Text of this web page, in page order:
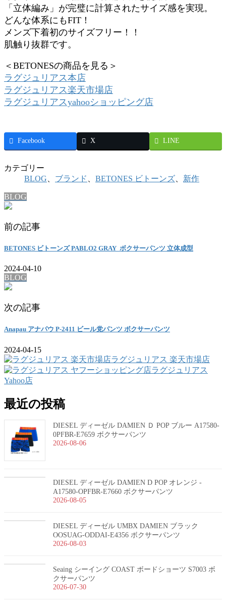
「立体編み」が完璧に計算されたサイズ感を実現。
どんな体系にもFIT！
メンズ下着初のサイズフリー！！
肌触り抜群です。
＜BETONESの商品を見る＞
ラグジュリアス本店
ラグジュリアス楽天市場店
ラグジュリアスyahooショッピング店
Facebook X LINE
カテゴリー
BLOG
ブランド BETONES ビトーンズ 新作
BLOG
前の記事
BETONES ビトーンズ PABLO2 GRAY ボクサーパンツ 立体成型
2024-04-10
BLOG
次の記事
Anapau アナパウ P-2411 ビール党パンツ ボクサーパンツ
2024-04-15
ラグジュリアス 楽天市場店
ラグジュリアス
Yahoo店
最近の投稿
DIESEL ディーゼル DAMIEN Ｄ POP ブルー A17580-
0PFBR-E7659 ボクサーパンツ
2026-08-06
DIESEL ディーゼル DAMIEN D POP オレンジ -
A17580-OPFBR-E7660 ボクサーパンツ
2026-08-05
DIESEL ディーゼル UMBX DAMIEN ブラック
OOSUAG-ODDAI-E4356 ボクサーパンツ
2026-08-03
Seaing シーイング COAST ボードショーツ S7003 ボ
クサーパンツ
2026-07-30